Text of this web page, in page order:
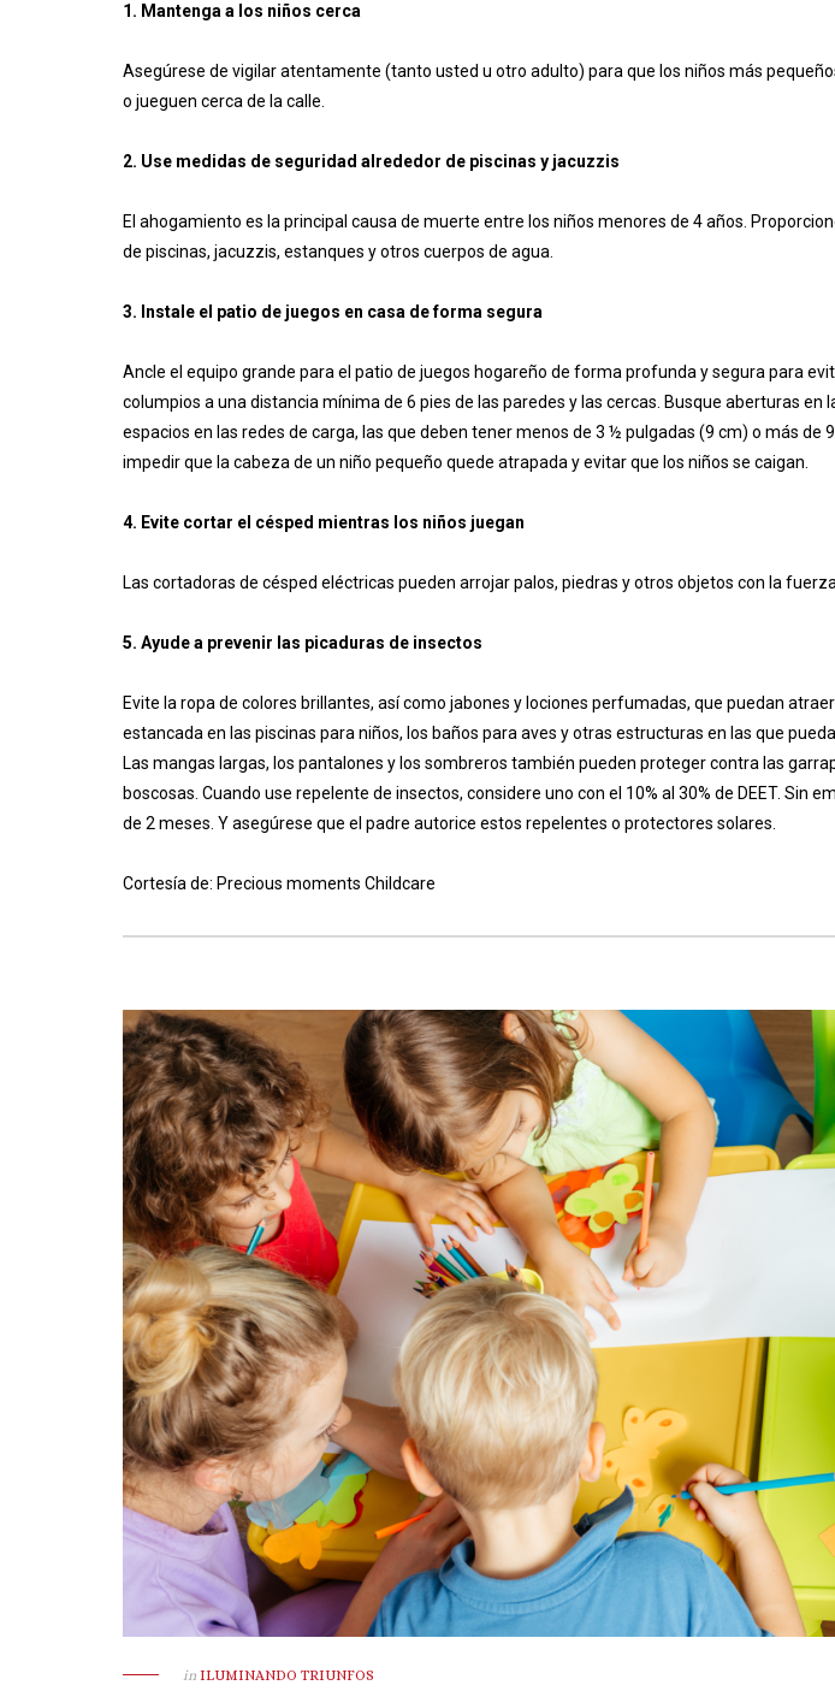
1. Mantenga a los niños cerca
Asegúrese de vigilar atentamente (tanto usted u otro adulto) para que los niños más
o jueguen cerca de la calle.
2. Use medidas de seguridad alrededor de piscinas y jacuzzis
El ahogamiento es la principal causa de muerte entre los niños menores de 4 años.
de piscinas, jacuzzis, estanques y otros cuerpos de agua.
3. Instale el patio de juegos en casa de forma segura
Ancle el equipo grande para el patio de juegos hogareño de forma profunda y segura para
columpios a una distancia mínima de 6 pies de las paredes y las cercas. Busque aberturas en
espacios en las redes de carga, las que deben tener menos de 3 ½ pulgadas (9 cm) o más de
impedir que la cabeza de un niño pequeño quede atrapada y evitar que los niños se caigan.
4. Evite cortar el césped mientras los niños juegan
Las cortadoras de césped eléctricas pueden arrojar palos, piedras y otros objetos con la
5. Ayude a prevenir las picaduras de insectos
Evite la ropa de colores brillantes, así como jabones y lociones perfumadas, que puedan
estancada en las piscinas para niños, los baños para aves y otras estructuras en las que
Las mangas largas, los pantalones y los sombreros también pueden proteger contra las
boscosas. Cuando use repelente de insectos, considere uno con el 10% al 30% de DEET. Sin
de 2 meses. Y asegúrese que el padre autorice estos repelentes o protectores solares.
Cortesía de: Precious moments Childcare
in ILUMINANDO TRIUNFOS